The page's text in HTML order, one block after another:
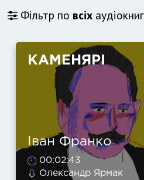
Фільтр по всіх
КАМЕНЯРІ
Іван Франко
00:02:43
Олександр Ярмак